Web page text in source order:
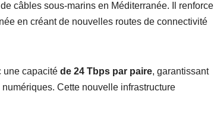
câbles sous-marins en Méditerranée. Il renforce
en créant de nouvelles routes de connectivité
une capacité de 24 Tbps par paire, garantissant
Cette nouvelle infrastructure